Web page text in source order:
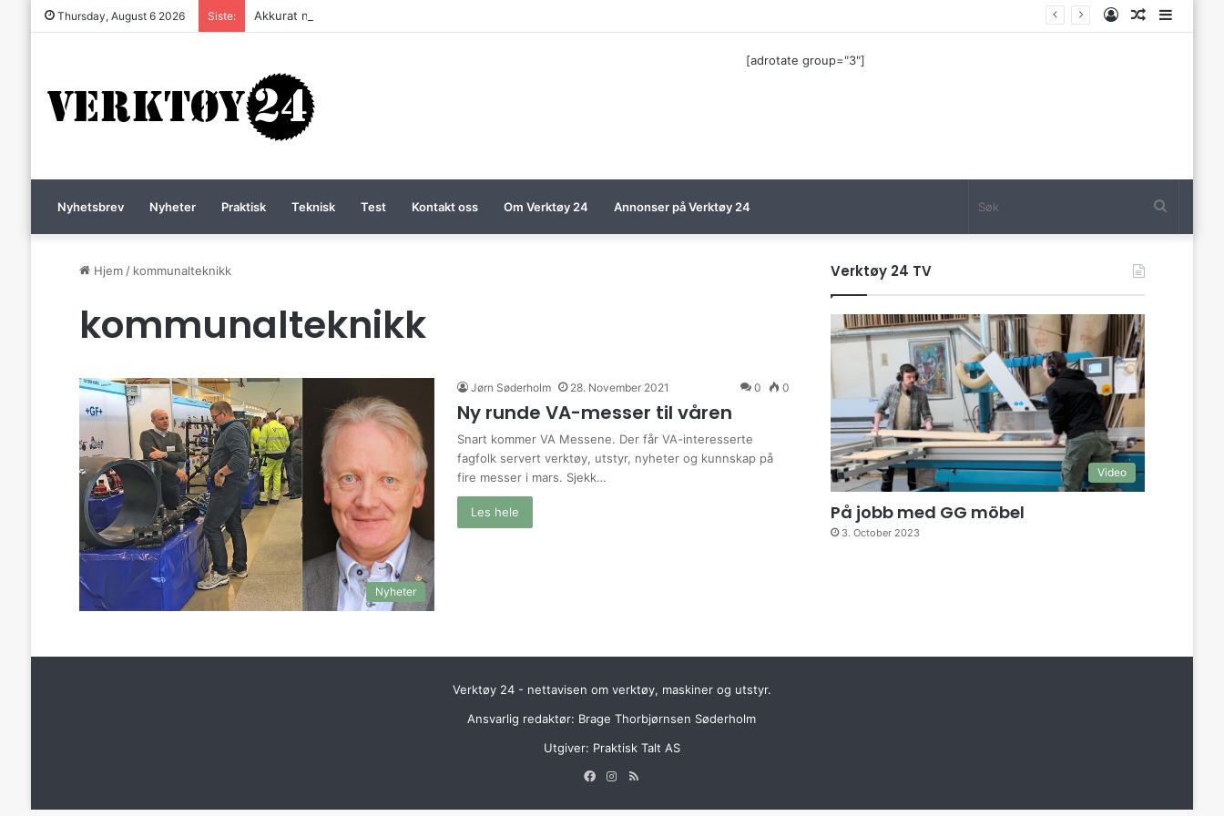
Thursday, August 6 2026 Siste: Akkurat nå er batteri-bordsaga til Festool billigere Sidebar
Tilfeldig
Log
[adrotate group="3"]
Nyhetsbrev Nyheter Praktisk Teknisk Test Kontakt oss Om Verktøy 24 Annonser på Verktøy 24
Hjem / kommunalteknikk
kommunalteknikk
Nyheter
Jørn Søderholm 28. November 2021 0 0
Ny runde VA-messer til våren
Snart kommer VA Messene. Der får VA-interesserte
fagfolk servert verktøy, utstyr, nyheter og kunnskap på
fire messer i mars. Sjekk…
Les hele
Verktøy 24 TV
Video
På jobb med GG möbel
3. October 2023
Verktøy 24 - nettavisen om verktøy, maskiner og utstyr.
Ansvarlig redaktør: Brage Thorbjørnsen Søderholm
Utgiver: Praktisk Talt AS
Facebook
Instagram
RSS